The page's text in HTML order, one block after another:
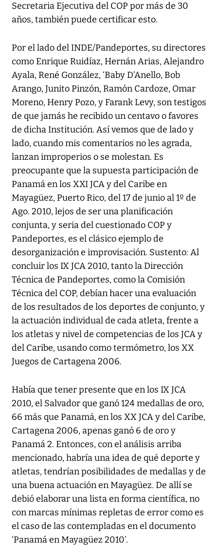
Secretaria Ejecutiva del COP por más de 30
años, también puede certificar esto.
Por el lado del INDE/Pandeportes, su directores
como Enrique Ruidíaz, Hernán Arias, Alejandro
Ayala, René González, ‘Baby D’Anello, Bob
Arango, Junito Pinzón, Ramón Cardoze, Omar
Moreno, Henry Pozo, y Farank Levy, son testigos
de que jamás he recibido un centavo o favores
de dicha Institución. Así vemos que de lado y
lado, cuando mis comentarios no les agrada,
lanzan improperios o se molestan. Es
preocupante que la supuesta participación de
Panamá en los XXI JCA y del Caribe en
Mayagüez, Puerto Rico, del 17 de junio al 1º de
Ago. 2010, lejos de ser una planificación
conjunta, y seria del cuestionado COP y
Pandeportes, es el clásico ejemplo de
desorganización e improvisación. Sustento: Al
concluir los IX JCA 2010, tanto la Dirección
Técnica de Pandeportes, como la Comisión
Técnica del COP, debían hacer una evaluación
de los resultados de los deportes de conjunto, y
la actuación individual de cada atleta, frente a
los atletas y nivel de competencias de los JCA y
del Caribe, usando como termómetro, los XX
Juegos de Cartagena 2006.
Había que tener presente que en los IX JCA
2010, el Salvador que ganó 124 medallas de oro,
66 más que Panamá, en los XX JCA y del Caribe,
Cartagena 2006, apenas ganó 6 de oro y
Panamá 2. Entonces, con el análisis arriba
mencionado, habría una idea de qué deporte y
atletas, tendrían posibilidades de medallas y de
una buena actuación en Mayagüez. De allí se
debió elaborar una lista en forma científica, no
con marcas mínimas repletas de error como es
el caso de las contempladas en el documento
‘Panamá en Mayagüez 2010’.